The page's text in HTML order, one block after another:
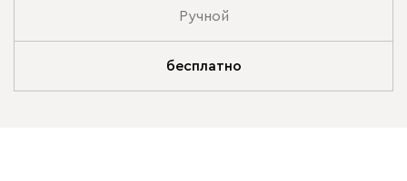
Ручной
бесплатно